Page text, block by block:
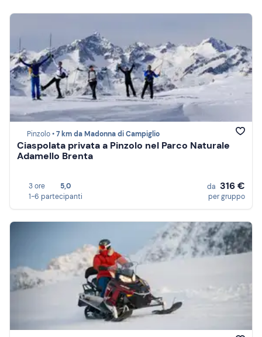
Pinzolo •7 km da Madonna di Campiglio
Ciaspolata privata a Pinzolo nel Parco Naturale
Adamello Brenta
3 ore
5,0
1-6 partecipanti
da 316 €
per gruppo